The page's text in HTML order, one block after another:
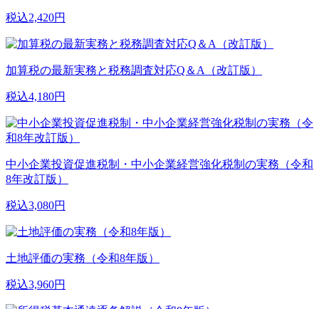
税込2,420円
加算税の最新実務と税務調査対応Q＆A（改訂版）
税込4,180円
中小企業投資促進税制・中小企業経営強化税制の実務（令和
8年改訂版）
税込3,080円
土地評価の実務（令和8年版）
税込3,960円